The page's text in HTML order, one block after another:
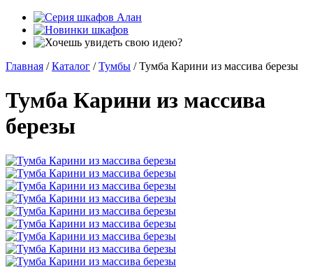
Главная / Каталог / Тумбы / Тумба Карини из массива березы
Тумба Карини из массива
березы